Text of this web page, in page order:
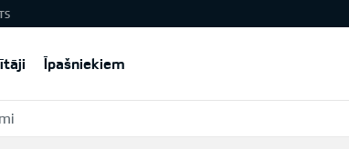
Īpašniekiem